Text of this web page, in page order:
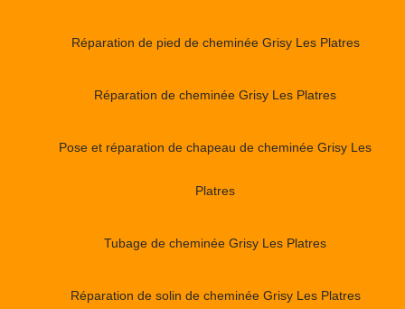
Réparation de pied de cheminée Grisy Les Platres
Réparation de cheminée Grisy Les Platres
Pose et réparation de chapeau de cheminée Grisy Les
Platres
Tubage de cheminée Grisy Les Platres
Réparation de solin de cheminée Grisy Les Platres